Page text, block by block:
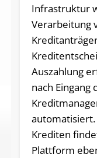
Infrastruktur
Verarbeitung
Auszahlung
nach Eingang
Krediten
Plattform